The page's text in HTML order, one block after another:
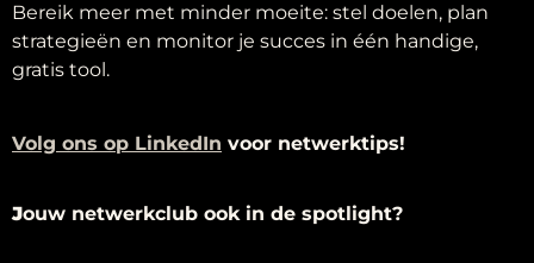
Bereik meer met minder moeite: stel doelen, plan
strategieën en monitor je succes in één handige,
gratis tool.
Volg ons op LinkedIn voor netwerktips!
Jouw netwerkclub ook in de spotlight?